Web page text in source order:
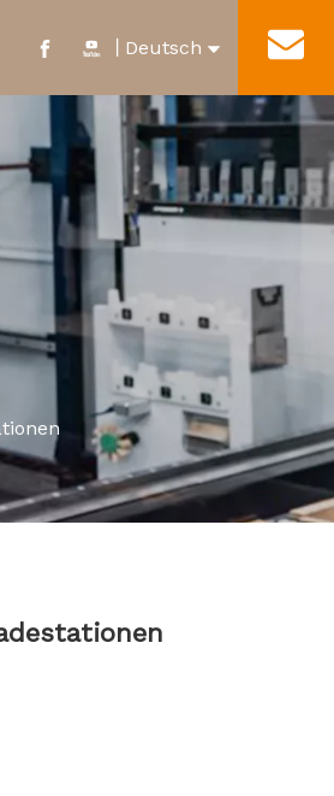
Mikroschalter
Fabrik-Tour
丨Deutsch
English
العربية
Español
Português
Italiano